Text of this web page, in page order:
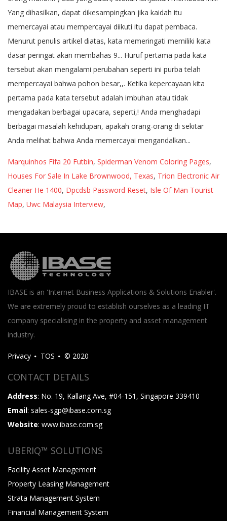
Marquinhos Fifa 20 Futbin, Spiderman Venom Coloring Pages,
Houses For Sale In Lake Brownwood, Texas, Trion Electronic Air
Cleaner He 1400, Dpcdsb Password Reset, Isle Of Man Tourist
Map, Uwc Malaysia Interview,
IBASE is an 'Internet Business Applications & Solutions Enabler'.
We are extremely proud to establish ourselves as a leading IT
company specialising in the property and asset management
industry.
Privacy TOS © 2020
CONTACT DETAILS
Address: No. 19, Kallang Ave, #04-151, Singapore 339410
Email: sales-sgp@ibase.com.sg
Website: www.ibase.com.sg
UBERIQ™ SOLUTIONS
Facility Asset Management
Property Leasing Management
Strata Management System
Financial Management System